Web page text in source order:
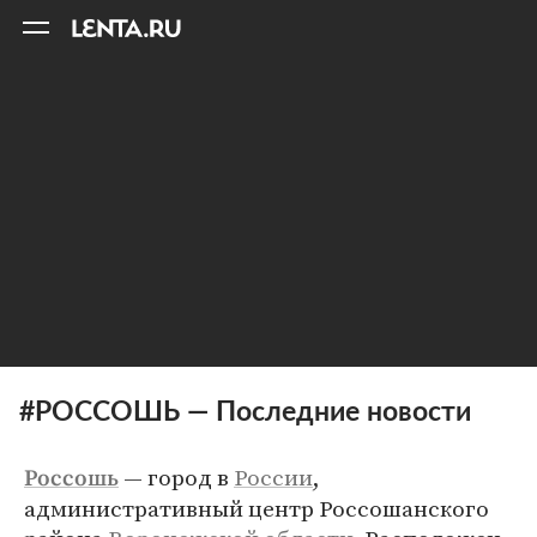
#РОССОШЬ — Последние новости
Россошь — город в России,
административный центр Россошанского